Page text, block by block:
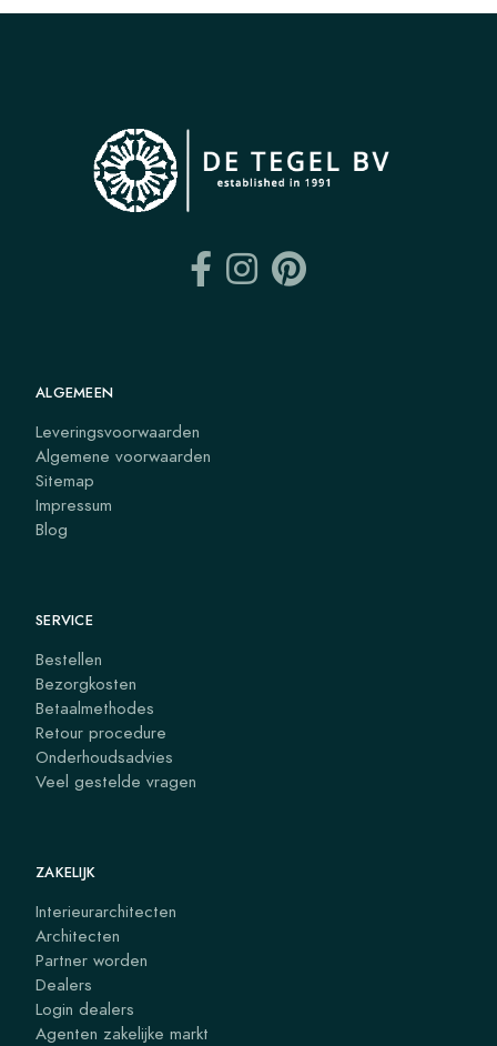
ALGEMEEN
Leveringsvoorwaarden
Algemene voorwaarden
Sitemap
Impressum
Blog
SERVICE
Bestellen
Bezorgkosten
Betaalmethodes
Retour procedure
Onderhoudsadvies
Veel gestelde vragen
ZAKELIJK
Interieurarchitecten
Architecten
Partner worden
Dealers
Login dealers
Agenten zakelijke markt